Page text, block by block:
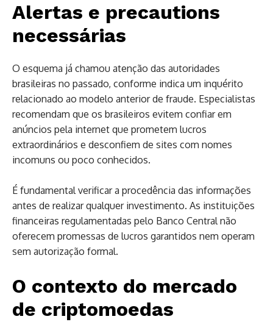
Alertas e precautions
necessárias
O esquema já chamou atenção das autoridades
brasileiras no passado, conforme indica um inquérito
relacionado ao modelo anterior de fraude. Especialistas
recomendam que os brasileiros evitem confiar em
anúncios pela internet que prometem lucros
extraordinários e desconfiem de sites com nomes
incomuns ou poco conhecidos.
É fundamental verificar a procedência das informações
antes de realizar qualquer investimento. As instituições
financeiras regulamentadas pelo Banco Central não
oferecem promessas de lucros garantidos nem operam
sem autorização formal.
O contexto do mercado
de criptomoedas